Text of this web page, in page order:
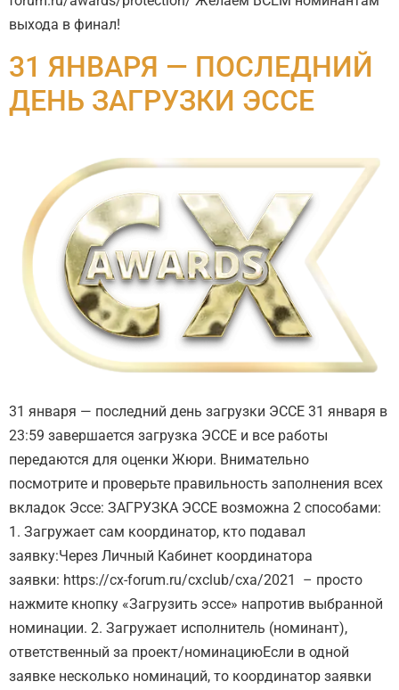
выхода в финал!
31 ЯНВАРЯ — ПОСЛЕДНИЙ
ДЕНЬ ЗАГРУЗКИ ЭССЕ
31 января — последний день загрузки ЭССЕ 31 января в
23:59 завершается загрузка ЭССЕ и все работы
передаются для оценки Жюри. Внимательно
посмотрите и проверьте правильность заполнения всех
вкладок Эссе: ЗАГРУЗКА ЭССЕ возможна 2 способами:
1. Загружает сам координатор, кто подавал
заявку:Через Личный Кабинет координатора
заявки: https://cx-forum.ru/cxclub/cxa/2021 – просто
нажмите кнопку «Загрузить эссе» напротив выбранной
номинации. 2. Загружает исполнитель (номинант),
ответственный за проект/номинациюЕсли в одной
заявке несколько номинаций, то координатор заявки